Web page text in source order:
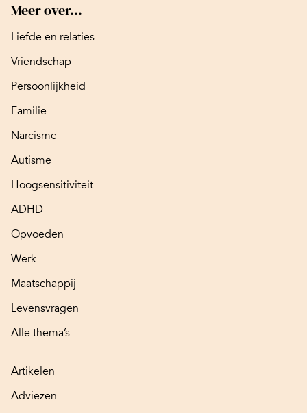
Meer over...
Liefde en relaties
Vriendschap
Persoonlijkheid
Familie
Narcisme
Autisme
Hoogsensitiviteit
ADHD
Opvoeden
Werk
Maatschappij
Levensvragen
Alle thema’s
Artikelen
Adviezen